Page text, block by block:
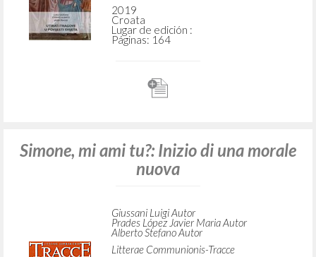
2019
Croata
Lugar de edición :
Páginas: 164
Simone, mi ami tu?: Inizio di una morale
nuova
Giussani Luigi Autor
Prades López Javier Maria Autor
Alberto Stefano Autor
Litterae Communionis-Tracce